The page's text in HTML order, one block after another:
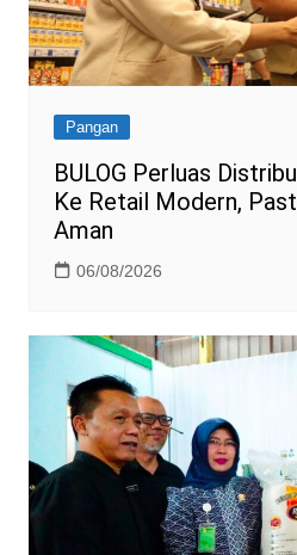
Pangan
BULOG Perluas
Ke Retail Modern,
Aman
06/08/2026